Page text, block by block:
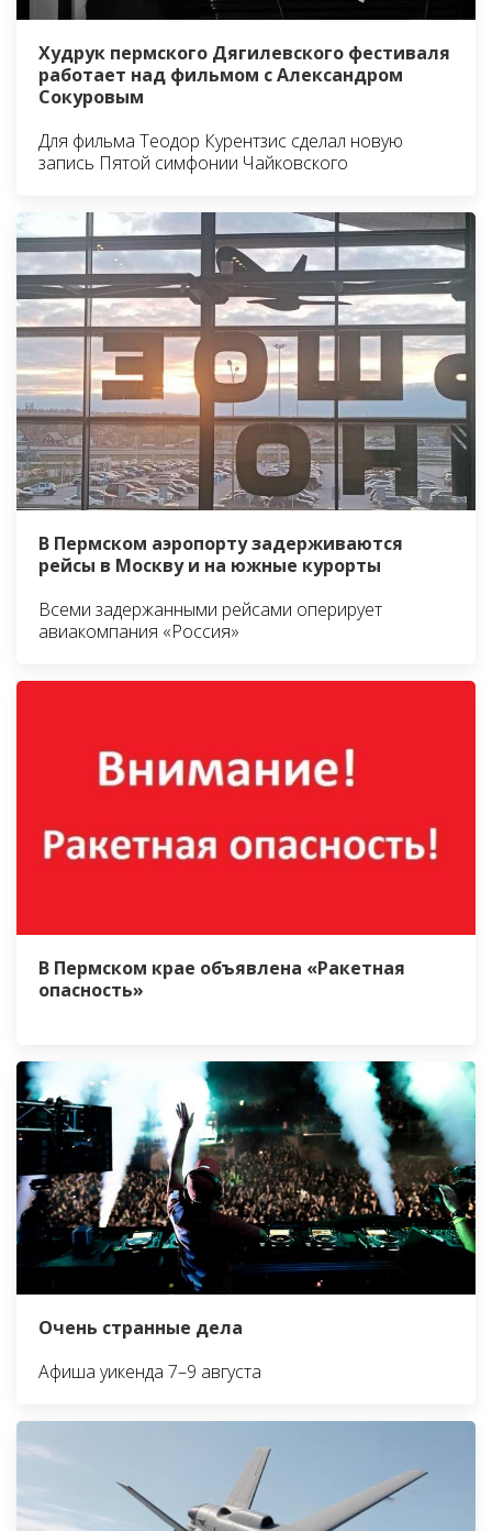
Худрук пермского Дягилевского фестиваля
работает над фильмом с Александром
Сокуровым
Для фильма Теодор Курентзис сделал новую
запись Пятой симфонии Чайковского
В Пермском аэропорту задерживаются
рейсы в Москву и на южные курорты
Всеми задержанными рейсами оперирует
авиакомпания «Россия»
В Пермском крае объявлена «Ракетная
опасность»
Очень странные дела
Афиша уикенда 7–9 августа